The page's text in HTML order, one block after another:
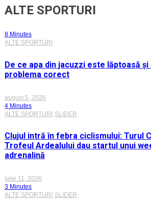
ALTE SPORTURI
8 Minutes
ALTE SPORTURI
De ce apa din jacuzzi este lăptoasă
problema corect
august 5, 2026
4 Minutes
ALTE SPORTURI SLIDER
Clujul intră în febra ciclismului: Turul
Trofeul Ardealului dau startul unui
adrenalină
iulie 11, 2026
3 Minutes
ALTE SPORTURI
SLIDER